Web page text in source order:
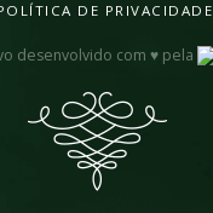
DE PRIVACIDADE
desenvolvido com ♥ pela